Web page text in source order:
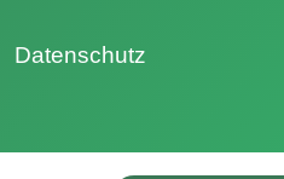
Datenschutz